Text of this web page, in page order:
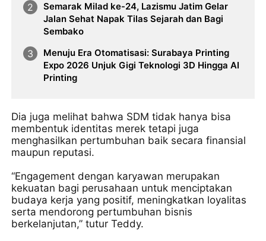
Semarak Milad ke-24, Lazismu Jatim Gelar
Jalan Sehat Napak Tilas Sejarah dan Bagi
Sembako
Menuju Era Otomatisasi: Surabaya Printing
Expo 2026 Unjuk Gigi Teknologi 3D Hingga AI
Printing
Dia juga melihat bahwa SDM tidak hanya bisa
membentuk identitas merek tetapi juga
menghasilkan pertumbuhan baik secara finansial
maupun reputasi.
“Engagement dengan karyawan merupakan
kekuatan bagi perusahaan untuk menciptakan
budaya kerja yang positif, meningkatkan loyalitas
serta mendorong pertumbuhan bisnis
berkelanjutan,” tutur Teddy.